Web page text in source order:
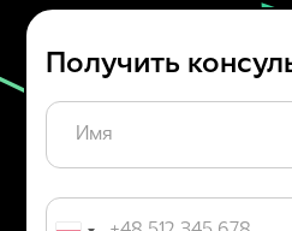
Получить